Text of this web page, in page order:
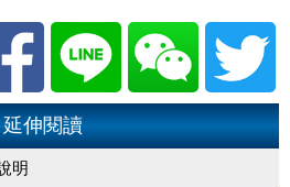
延伸閱讀
明